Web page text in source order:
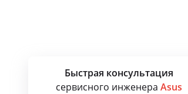
Быстрая консультация
сервисного инженера Asus